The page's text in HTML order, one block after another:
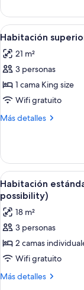
camas
individuales
estándar
con
2
individuales
Ver
todas
las
fotos
de
Habitación
superior,
King
size
(extra
bed
possibility)
2
Habitación
21 m²
3 personas
1 cama King size
Wifi gratuito
Más detalles
Más
superior,
cama
King
size
(extra
bed
possibility)
Ver
todas
las
fotos
de
Habitación
estándar
con
7
Habitación
possibility)
18 m²
3 personas
2 camas
Wifi gratuito
Más detalles
Más